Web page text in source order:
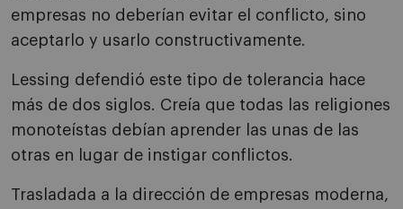
empresas no deberían evitar el conflicto, sino
aceptarlo y usarlo constructivamente.
Lessing defendió este tipo de tolerancia hace
más de dos siglos. Creía que todas las religiones
monoteístas debían aprender las unas de las
otras en lugar de instigar conflictos.
Trasladada a la dirección de empresas moderna,